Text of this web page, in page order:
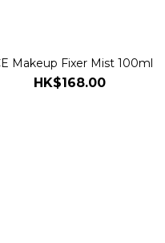
Makeup Fixer Mist 100ml
HK$168.00